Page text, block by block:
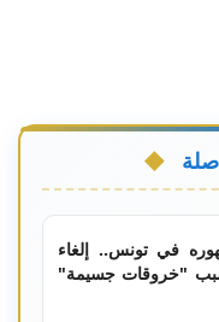
في تونس.. إلغاء
"خروقات جسيمة"